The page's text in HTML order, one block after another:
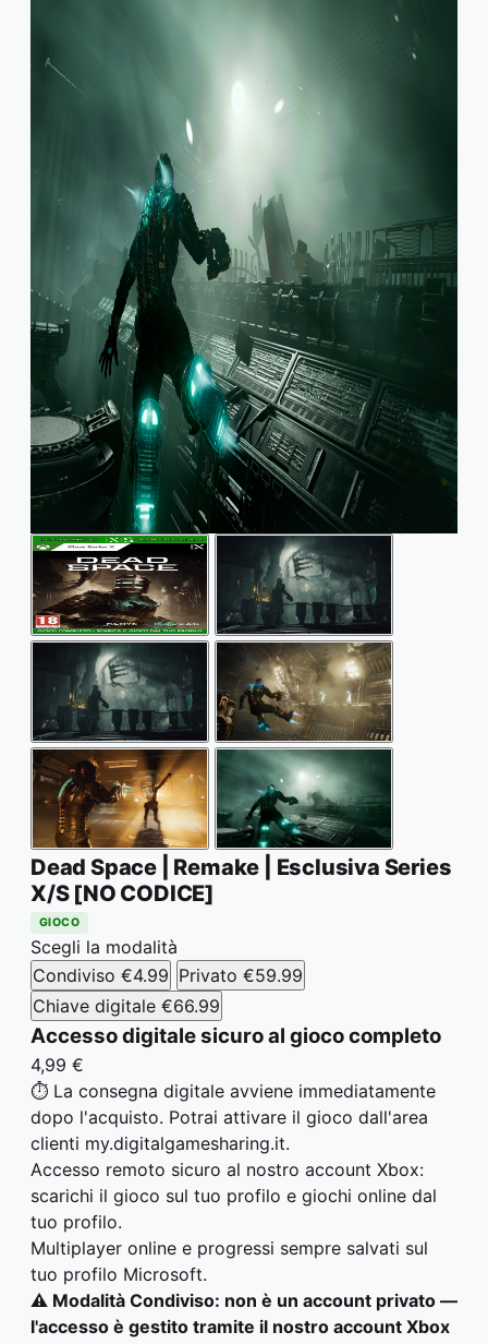
Dead Space | Remake | Esclusiva Series
X/S [NO CODICE]
GIOCO
Scegli la modalità
Condiviso €4.99 Privato €59.99
Chiave digitale €66.99
Accesso digitale sicuro al gioco completo
4,99 €
⏱️ La consegna digitale avviene immediatamente
dopo l'acquisto. Potrai attivare il gioco dall'area
clienti my.digitalgamesharing.it.
Accesso remoto sicuro al nostro account Xbox:
scarichi il gioco sul tuo profilo e giochi online dal
tuo profilo.
Multiplayer online e progressi sempre salvati sul
tuo profilo Microsoft.
⚠️ Modalità Condiviso: non è un account privato —
l'accesso è gestito tramite il nostro account Xbox